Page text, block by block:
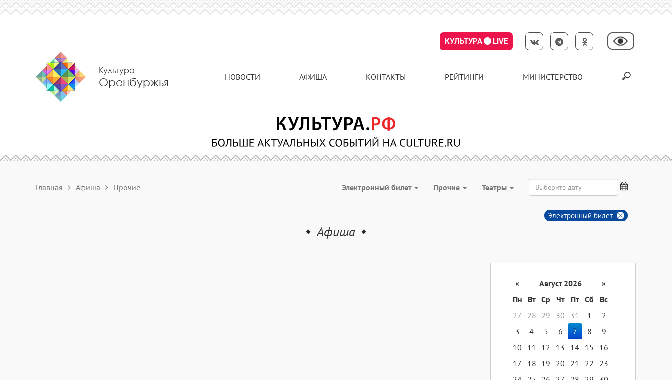
КУЛЬТУРА LIVE
Культура
Оренбуржья НОВОСТИ АФИША КОНТАКТЫ РЕЙТИНГИ МИНИСТЕРСТВО
Главная Афиша Прочие Электронный билет Прочие Театры
Электронный билет
Афиша
« Август 2026
»
Пн
Вт Ср Чт Пт Сб
Вс
27
28 29 30 31 1
2
3
4 5 6 7 8
9
10
11 12 13 14 15
16
17
18 19 20 21 22
23